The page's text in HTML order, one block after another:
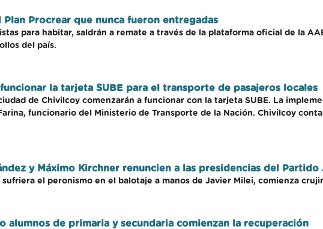
Plan Procrear que nunca fueron entregadas
para habitar, saldrán a remate a través de la plataforma oficial de la
del país.
la tarjeta SUBE para el transporte de pasajeros locales
de Chivilcoy comenzarán a funcionar con la tarjeta SUBE. La
funcionario del Ministerio de Transporte de la Nación. Chivilcoy
y Máximo Kirchner renuncien a las presidencias del Partido
el peronismo en el balotaje a manos de Javier Milei, comienza
alumnos de primaria y secundaria comienzan la recuperación